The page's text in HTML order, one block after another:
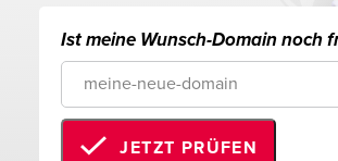
Ist meine Wunsch-Domain noch
JETZT PRÜFEN